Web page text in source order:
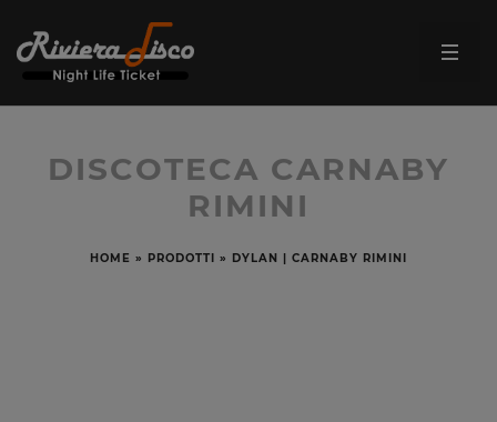
DISCOTECA CARNABY
RIMINI
HOME » PRODOTTI » DYLAN | CARNABY RIMINI